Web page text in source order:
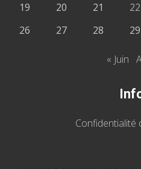
19
20 21 22
26
27 28 29
« Juin
Confidentialité